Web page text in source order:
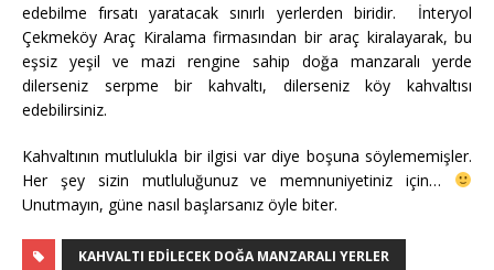
edebilme fırsatı yaratacak sınırlı yerlerden biridir. İnteryol
Çekmeköy Araç Kiralama firmasından bir araç kiralayarak, bu
eşsiz yeşil ve mazi rengine sahip doğa manzaralı yerde
dilerseniz serpme bir kahvaltı, dilerseniz köy kahvaltısı
edebilirsiniz.
Kahvaltının mutlulukla bir ilgisi var diye boşuna söylememişler.
Her şey sizin mutluluğunuz ve memnuniyetiniz için…
Unutmayın, güne nasıl başlarsanız öyle biter.
KAHVALTI EDILECEK DOĞA MANZARALI YERLER